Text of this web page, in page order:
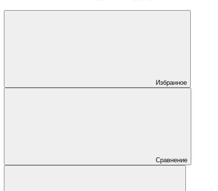
Избранное
Сравнение